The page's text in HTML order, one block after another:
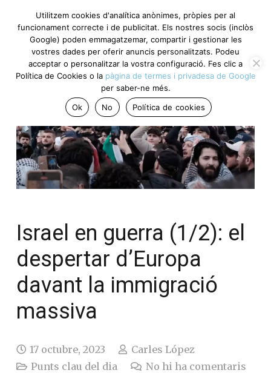
Israel en guerra (1/2): el
despertar d’Europa
davant la immigració
massiva
17 octubre, 2023
Carles López
Punts clau del dia
No hi ha comentaris
Utilitzem cookies d'analítica anònimes, pròpies per al
funcionament correcte i de publicitat. Els nostres socis (inclòs
Google) poden emmagatzemar, compartir i gestionar les
vostres dades per oferir anuncis personalitzats. Podeu
acceptar o personalitzar la vostra configuració. Fes clic a
Política de Cookies o la pàgina de termes i privadesa de Google
per saber-ne més.
Ok
No Política de cookies